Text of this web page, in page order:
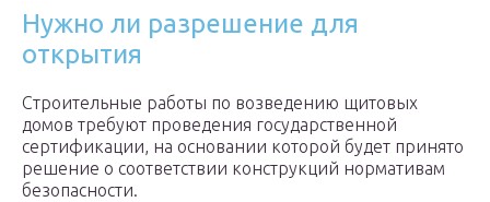
Нужно ли разрешение для
открытия
Строительные работы по возведению щитовых
домов требуют проведения государственной
сертификации, на основании которой будет принято
решение о соответствии конструкций нормативам
безопасности.